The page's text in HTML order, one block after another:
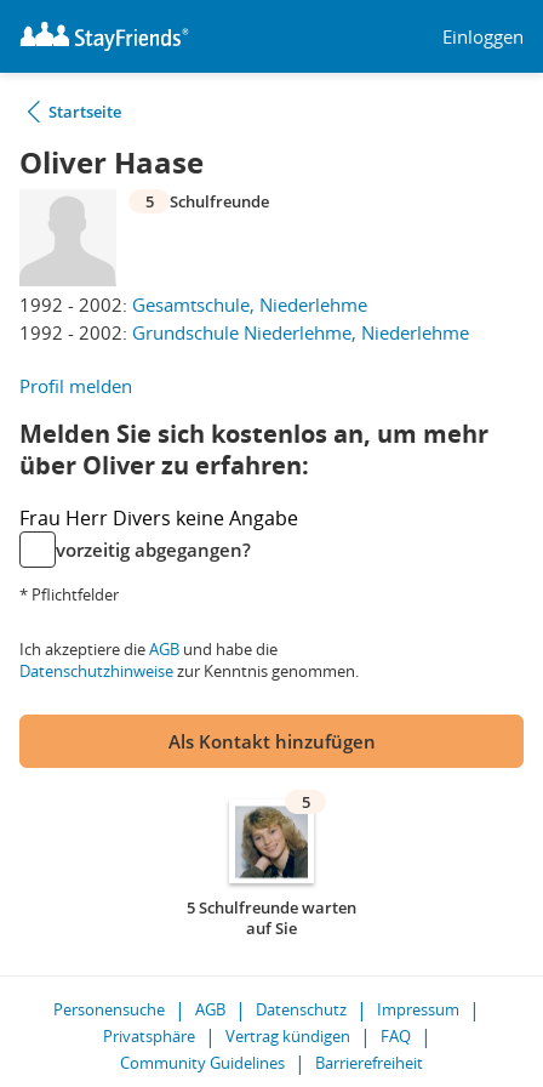
Einloggen
Startseite
Oliver Haase
1992 - 2002: Gesamtschule, Niederlehme
1992 - 2002: Grundschule Niederlehme, Niederlehme
5 Schulfreunde
Profil melden
Melden Sie sich kostenlos an, um mehr
über Oliver zu erfahren:
Frau Herr Divers keine Angabe
vorzeitig abgegangen?
* Pflichtfelder
Ich akzeptiere dieAGB und habe die
Datenschutzhinweisezur Kenntnis genommen.
Als Kontakt hinzufügen
5
5 Schulfreunde warten
auf Sie
Personensuche AGB Datenschutz
Impressum
Privatsphäre
Vertrag kündigen
FAQ
Community Guidelines
Barrierefreiheit